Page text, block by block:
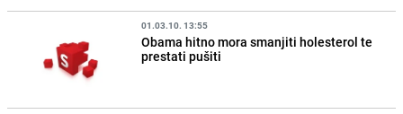
01.03.10. 13:55
Obama hitno mora smanjiti holesterol te
prestati pušiti